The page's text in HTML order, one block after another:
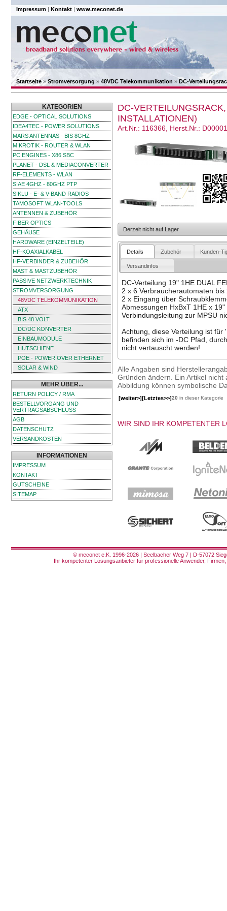
Impressum | Kontakt | www.meconet.de
Startseite»Stromversorgung » 48VDC Telekommunikation » DC-
KATEGORIEN
EDGE - OPTICAL SOLUTIONS
IDEA4TEC - POWER SOLUTIONS
MARS ANTENNAS - BIS 8GHZ
MIKROTIK - ROUTER & WLAN
PC ENGINES - X86 SBC
PLANET - DSL & MEDIACONVERTER
RF-ELEMENTS - WLAN
SIAE 4GHZ - 80GHZ PTP
SIKLU - E- & V-BAND RADIOS
TAMOSOFT WLAN-TOOLS
ANTENNEN & ZUBEHÖR
FIBER OPTICS
GEHÄUSE
HARDWARE (EINZELTEILE)
HF-KOAXIALKABEL
HF-VERBINDER & ZUBEHÖR
MAST & MASTZUBEHÖR
PASSIVE NETZWERKTECHNIK
STROMVERSORGUNG
48VDC TELEKOMMUNIKATION
ATX
BIS 48 VOLT
DC/DC KONVERTER
EINBAUMODULE
HUTSCHIENE
POE - POWER OVER ETHERNET
SOLAR & WIND
MEHR ÜBER...
RETURN POLICY / RMA
BESTELLVORGANG UND
VERTRAGSABSCHLUSS
AGB
DATENSCHUTZ
VERSANDKOSTEN
INFORMATIONEN
IMPRESSUM
KONTAKT
GUTSCHEINE
SITEMAP
DC-
INSTALLATIONEN)
Art.Nr.: 116366, Herst.Nr.:
Derzeit nicht auf Lager
Details Zubehör Kunden-
Versandinfos
DC-Verteilung 19" 1HE DUAL
2 x 6 Verbraucherautomaten bis
2 x Eingang über
Abmessungen HxBxT 1HE x
Verbindungsleitung zur MPSU
Achtung, diese Verteilung ist für
befinden sich im -DC Pfad,
nicht vertauscht werden!
Alle Angaben sind
Gründen ändern. Ein Artikel
Abbildung können symbolische
[weiter>][Letztes>>]20 in dieser Kategorie
WIR SIND IHR KOMPETENTER
© meconet e.K. 1996-2026 | Seelbacher Weg 7 | D-57072
Ihr kompetenter Lösungsanbieter für professionelle Anwender,